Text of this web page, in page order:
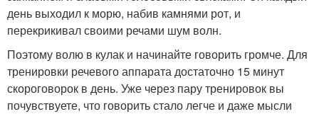
день выходил к морю, набив камнями рот, и
перекрикивал своими речами шум волн.
Поэтому волю в кулак и начинайте говорить громче. Для
тренировки речевого аппарата достаточно 15 минут
скороговорок в день. Уже через пару тренировок вы
почувствуете, что говорить стало легче и даже мысли